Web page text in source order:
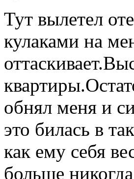
Тут вылетел
кулаками на
обнял меня и
это билась в
как ему себя
больше